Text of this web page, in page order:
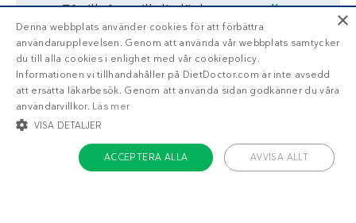
Få tillgång till din läckrapersonliga
veckomenymed Diet Doctor Plus!
Trött på att räkna
kalorier?
Ja! Berätta mer
×
Denna webbplats använder cookies för att förbättra
användarupplevelsen. Genom att använda vår webbplats samtycker
du till alla cookies i enlighet med vår cookiepolicy.
Informationen vi tillhandahåller på DietDoctor.com är inte avsedd
att ersätta läkarbesök. Genom att använda sidan godkänner du våra
användarvillkor. Läs mer
VISA DETALJER
ACCEPTERA ALLA AVVISA ALLT